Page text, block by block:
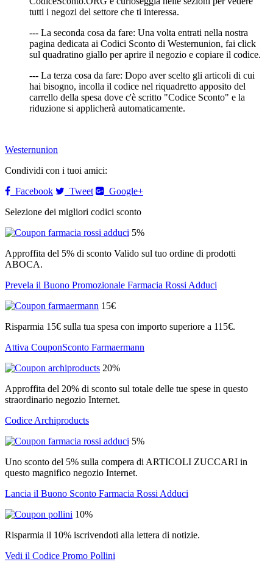
tutti i negozi del settore che ti interessa.
--- La seconda cosa da fare: Una volta entrati nella nostra
pagina dedicata ai Codici Sconto di Westernunion, fai click
sul quadratino giallo per aprire il negozio e copiare il codice.
--- La terza cosa da fare: Dopo aver scelto gli articoli di cui
hai bisogno, incolla il codice nel riquadretto apposito del
carrello della spesa dove c'è scritto "Codice Sconto" e la
riduzione si applicherà automaticamente.
Westernunion
Condividi con i tuoi amici:
Facebook
Tweet
Google+
Selezione dei migliori codici sconto
5%
Approffita del 5% di sconto Valido sul tuo ordine di prodotti
ABOCA.
Prevela il Buono Promozionale Farmacia Rossi Adduci
15€
Risparmia 15€ sulla tua spesa con importo superiore a 115€.
Attiva CouponSconto Farmaermann
20%
Approffita del 20% di sconto sul totale delle tue spese in questo
straordinario negozio Internet.
Codice Archiproducts
5%
Uno sconto del 5% sulla compera di ARTICOLI ZUCCARI in
questo magnifico negozio Internet.
Lancia il Buono Sconto Farmacia Rossi Adduci
10%
Risparmia il 10% iscrivendoti alla lettera di notizie.
Vedi il Codice Promo Pollini